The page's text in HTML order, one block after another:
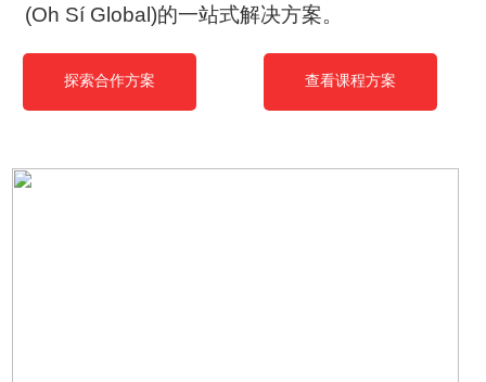
查看课程方案
探索合作方案
(Oh Sí Global)的一站式解决方案。